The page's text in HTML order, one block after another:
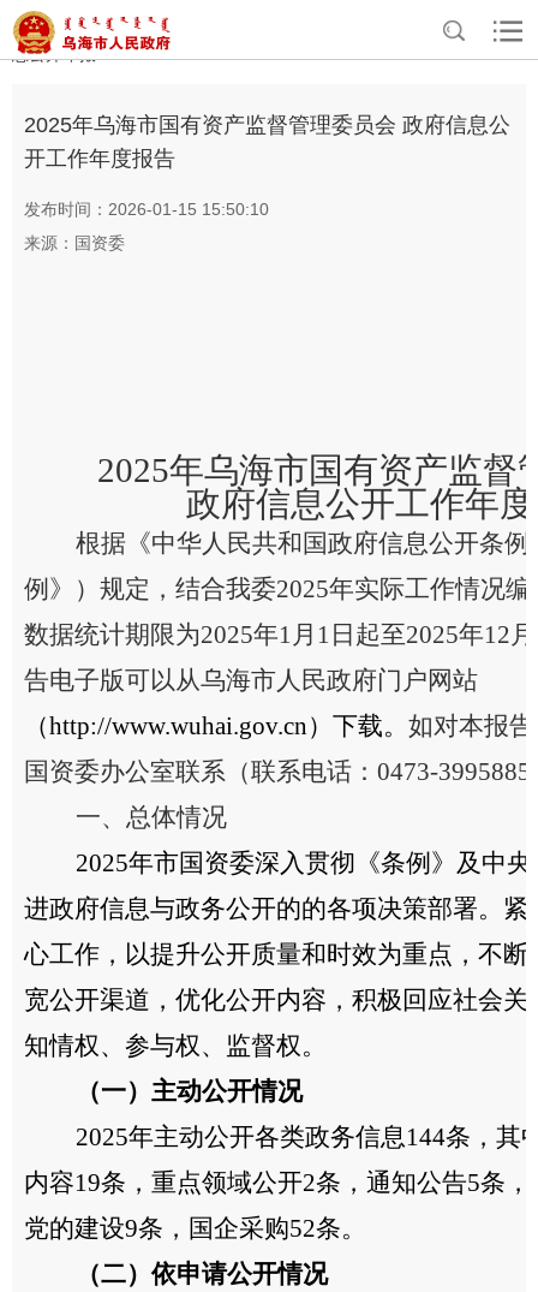
首页>政务公开 > 政府信息公开
部门政府信
息公开年报
2025年乌海市国有资产监督管理委员会 政府信息公
开工作年度报告
发布时间：2026-01-15 15:50:10
来源：国资委
2025年乌海市国有资产监督
政府信息公开工作年
根据《中华人民共和国政府信息公开条例
例》） 规定， 结合我委2025年实际工作情况编
数据统计期限为2025年1月1日起至2025年12
告电子版可以从乌海市人民政府门户网站
（http://www.wuhai.gov.cn） 下载。 如对本报
国资委办公室联系 （联系电话：0473-3995885
一、总体情况
2025年市国资委深入贯彻《条例》及中
进政府信息与政务公开的的各项决策部署。紧
心工作，以提升公开质量和时效为重点，不断
宽公开渠道，优化公开内容，积极回应社会
知情权、参与权、监督权。
（一）主动公开情况
2025年主动公开各类政务信息144条 ，其
内容19条，重点领域公开2条，通知公告5条
党的建设9条，国企采购52条。
（二）依申请公开情况